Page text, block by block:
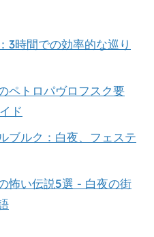
3時間での効率的な巡り
ペトロパヴロフスク要
ド
ブルク：白夜、フェステ
怖い伝説5選 - 白夜の街